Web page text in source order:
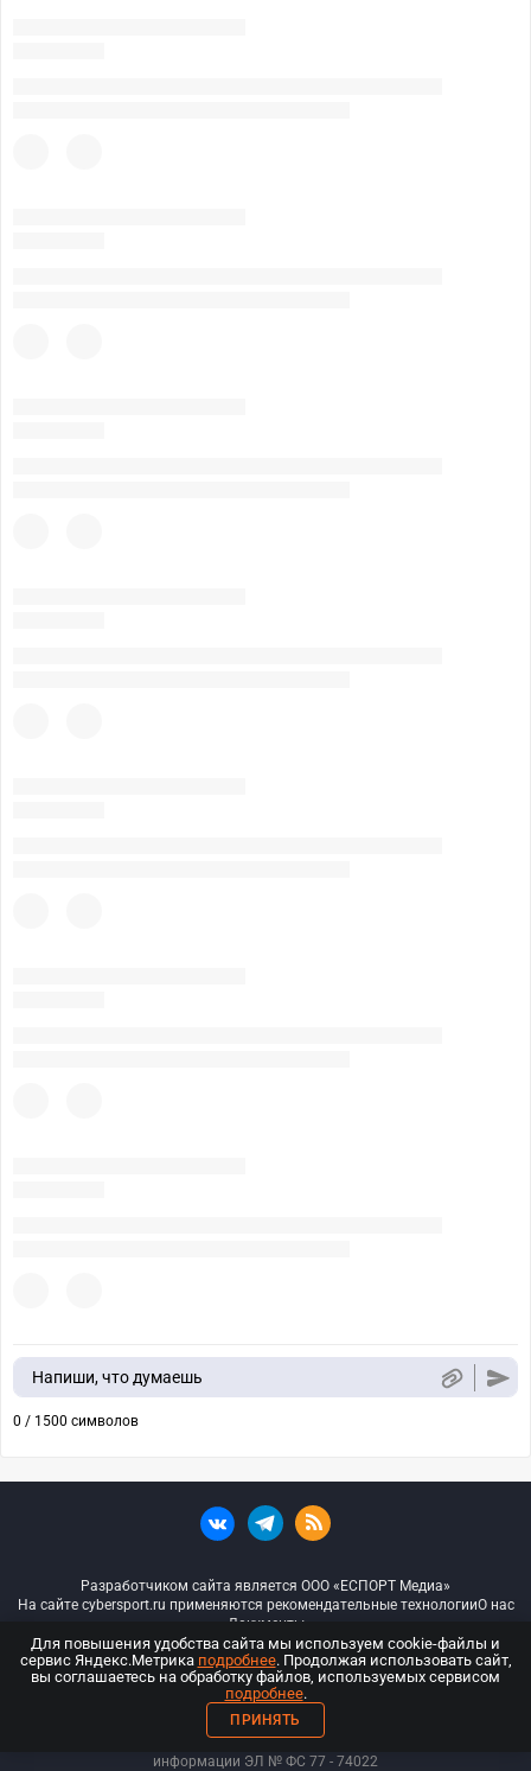
Напиши, что думаешь
0 / 1500 символов
Разработчиком сайта является ООО «ЕСПОРТ Медиа»
На сайте cybersport.ru применяются рекомендательные технологииО нас
Документы
© ООО «Киберспорт.ру» — Все права защищены
18+
ООО «Киберспорт.ру». Свидетельство о регистрации средств массовой
информации ЭЛ № ФС 77 - 74022
Для повышения удобства сайта мы используем cookie-файлы и
сервис Яндекс.Метрика подробнее. Продолжая использовать сайт,
вы соглашаетесь на обработку файлов, используемых сервисом
подробнее.
ПРИНЯТЬ